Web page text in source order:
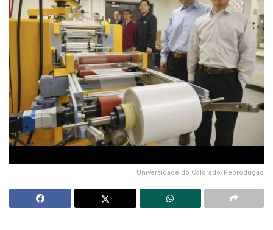
Universidade do Colorado/Reprodução